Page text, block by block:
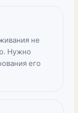
не
Нужно
его